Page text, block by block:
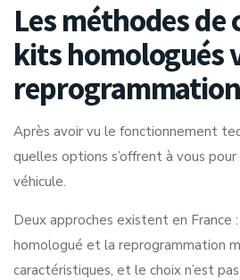
Les méthodes de
kits homologués
reprogrammation
Après avoir vu le fonctionnement
quelles options s’offrent à vous
véhicule.
Deux approches existent en France
homologué et la reprogrammation
caractéristiques, et le choix n’est